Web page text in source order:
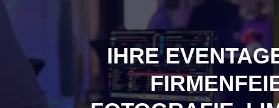
IHRE